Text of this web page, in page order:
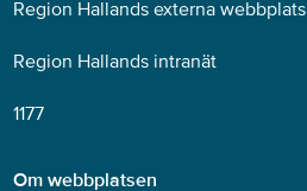
Region Hallands externa webbplats
Region Hallands intranät
1177
Om webbplatsen